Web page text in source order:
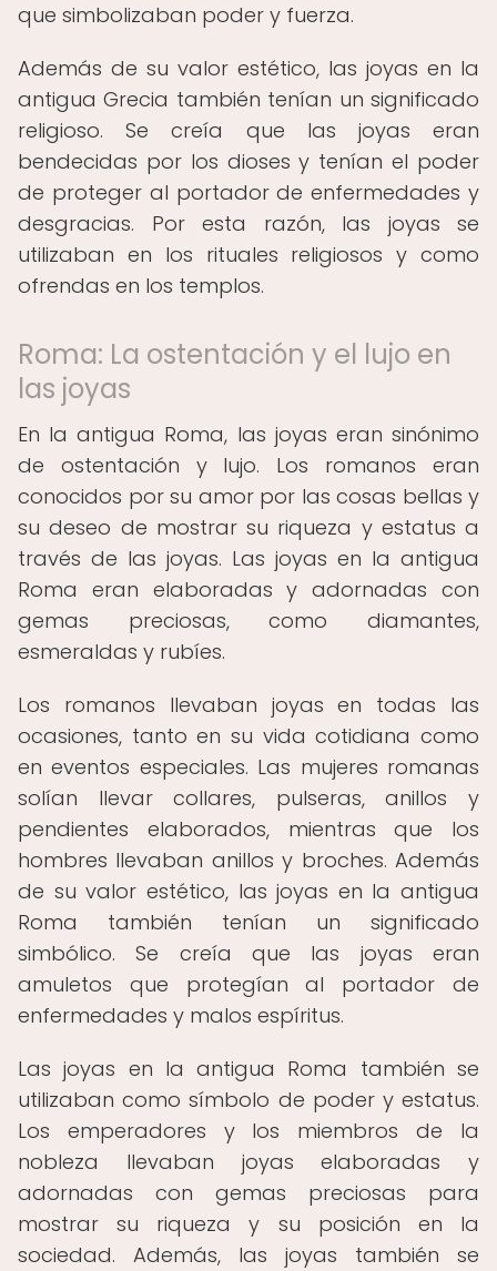
que simbolizaban poder y fuerza.
Además de su valor estético, las joyas en la
antigua Grecia también tenían un significado
religioso. Se creía que las joyas eran
bendecidas por los dioses y tenían el poder
de proteger al portador de enfermedades y
desgracias. Por esta razón, las joyas se
utilizaban en los rituales religiosos y como
ofrendas en los templos.
Roma: La ostentación y el lujo en
las joyas
En la antigua Roma, las joyas eran sinónimo
de ostentación y lujo. Los romanos eran
conocidos por su amor por las cosas bellas y
su deseo de mostrar su riqueza y estatus a
través de las joyas. Las joyas en la antigua
Roma eran elaboradas y adornadas con
gemas preciosas, como diamantes,
esmeraldas y rubíes.
Los romanos llevaban joyas en todas las
ocasiones, tanto en su vida cotidiana como
en eventos especiales. Las mujeres romanas
solían llevar collares, pulseras, anillos y
pendientes elaborados, mientras que los
hombres llevaban anillos y broches. Además
de su valor estético, las joyas en la antigua
Roma también tenían un significado
simbólico. Se creía que las joyas eran
amuletos que protegían al portador de
enfermedades y malos espíritus.
Las joyas en la antigua Roma también se
utilizaban como símbolo de poder y estatus.
Los emperadores y los miembros de la
nobleza llevaban joyas elaboradas y
adornadas con gemas preciosas para
mostrar su riqueza y su posición en la
sociedad. Además, las joyas también se